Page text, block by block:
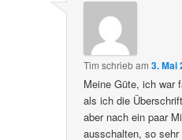
Tim schriebam3. Mai
Meine Güte, ich war
als ich die
aber nach ein paar
ausschalten, so